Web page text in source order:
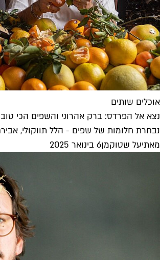
אוכלים שותים
נצא אל הפרדס: ברק אהרוני והשפים הכי
נבחרת חלומות של שפים - הלל תווקולי,
מאתיעל שטוקמן6 בינואר 2025